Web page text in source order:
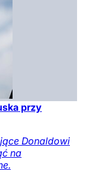
przy
Donaldowi
na